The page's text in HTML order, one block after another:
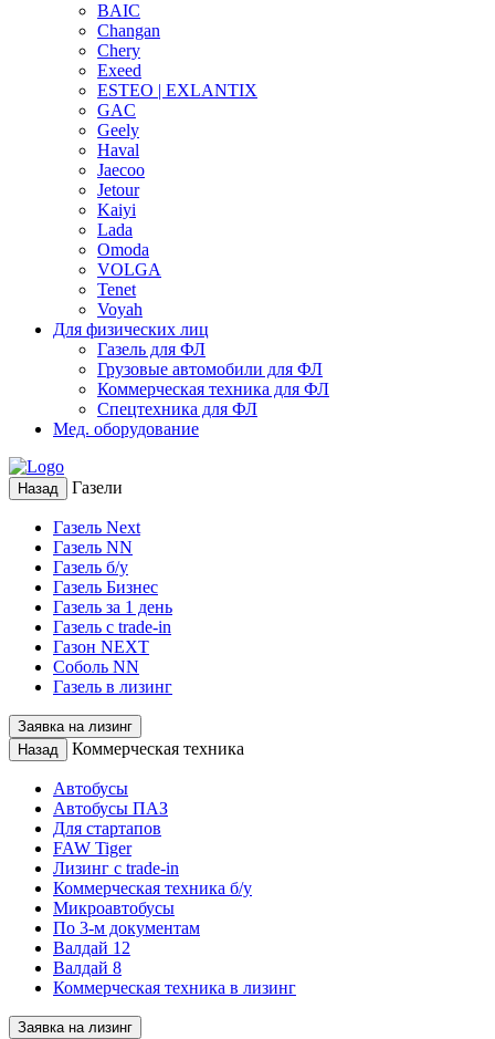
BAIC
Changan
Chery
Exeed
ESTEO | EXLANTIX
GAC
Geely
Haval
Jaecoo
Jetour
Kaiyi
Lada
Omoda
VOLGA
Tenet
Voyah
Для физических лиц
Газель для ФЛ
Грузовые автомобили для ФЛ
Коммерческая техника для ФЛ
Спецтехника для ФЛ
Мед. оборудование
Назад Газели
Газель Next
Газель NN
Газель б/у
Газель Бизнес
Газель за 1 день
Газель с trade-in
Газон NEXT
Соболь NN
Газель в лизинг
Заявка на лизинг
Назад
Коммерческая техника
Автобусы
Автобусы ПАЗ
Для стартапов
FAW Tiger
Лизинг с trade-in
Коммерческая техника б/у
Микроавтобусы
По 3-м документам
Валдай 12
Валдай 8
Коммерческая техника в лизинг
Заявка на лизинг